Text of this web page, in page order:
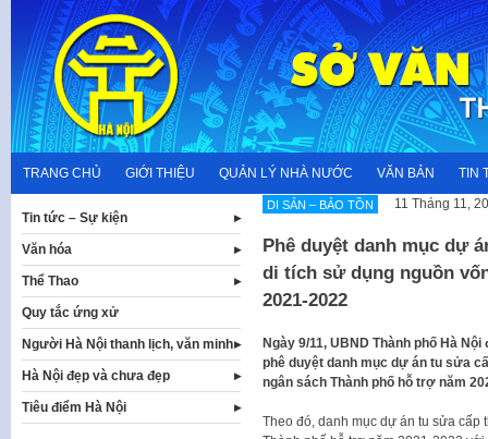
content
TRANG CHỦ GIỚI THIỆU QUẢN LÝ NHÀ NƯỚC VĂN BẢN TIN
DI SẢN – BẢO TỒN 11 Tháng 11,
Phê duyệt danh mục dự
di tích sử dụng nguồn
2021-2022
Ngày 9/11, UBND Thành phố Hà
phê duyệt danh mục dự án tu sửa
ngân sách Thành phố hỗ trợ năm
Theo đó, danh mục dự án tu sửa cấp
Tin tức – Sự kiện
Văn hóa
Thể Thao
Quy tắc ứng xử
Người Hà Nội thanh lịch, văn minh
Hà Nội đẹp và chưa đẹp
Tiêu điểm Hà Nội